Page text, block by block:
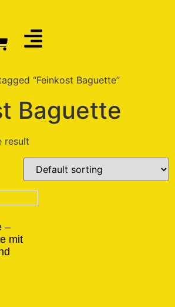
“Feinkost Baguette”
Baguette
result
–
mit